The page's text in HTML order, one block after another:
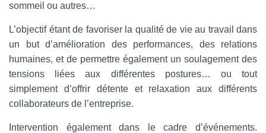
sommeil ou autres…
L’objectif étant de favoriser la qualité de vie au travail dans
un but d’amélioration des performances, des relations
humaines, et de permettre également un soulagement des
tensions liées aux différentes postures… ou tout
simplement d’offrir détente et relaxation aux différents
collaborateurs de l’entreprise.
Intervention également dans le cadre d’événements.